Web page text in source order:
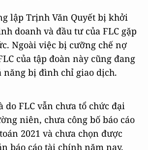
lập Trịnh Văn Quyết bị khởi
doanh và đầu tư của FLC gặp
Ngoài việc bị cưỡng chế nợ
của tập đoàn này cũng đang
năng bị đình chỉ giao dịch.
do FLC vẫn chưa tổ chức đại
niên, chưa công bố báo cáo
2021 và chưa chọn được
báo cáo tài chính năm nay.